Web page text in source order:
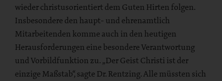
wieder christusorientiert dem Guten Hirten folgen.
Insbesondere den haupt- und ehrenamtlich
Mitarbeitenden komme auch in den heutigen
Herausforderungen eine besondere Verantwortung
und Vorbildfunktion zu. „Der Geist Christi ist der
einzige Maßstab“, sagte Dr. Rentzing. Alle müssten sich